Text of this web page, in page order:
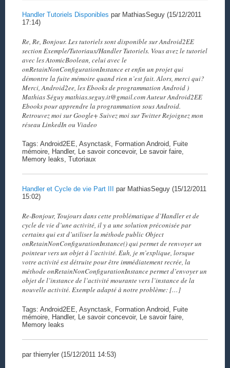
Handler Tutoriels Disponibles par MathiasSeguy (15/12/2011
17:14)
Re, Re, Bonjour. Les tutoriels sont disponible sur Android2EE
section Exemple/Tutoriaux/Handler Tutoriels. Vous avez le tutoriel
avec les AtomicBoolean, celui avec le
onRetainNonConfigurationInstance et enfin un projet qui
démontre la fuite mémoire quand rien n’est fait. Alors, merci qui?
Merci, Android2ee, les Ebooks de programmation Android )
Mathias Séguy mathias.seguy.it@gmail.com Auteur Android2EE
Ebooks pour apprendre la programmation sous Android.
Retrouvez moi sur Google+ Suivez moi sur Twitter Rejoignez mon
réseau LinkedIn ou Viadeo
Tags: Android2EE, Asynctask, Formation Android, Fuite
mémoire, Handler, Le savoir concevoir, Le savoir faire,
Memory leaks, Tutoriaux
Handler et Cycle de vie Part III
par MathiasSeguy (15/12/2011
15:02)
Re-Bonjour, Toujours dans cette problématique d’Handler et de
cycle de vie d’une activité, il y a une solution préconisée par
certains qui est d’utiliser la méthode public Object
onRetainNonConfigurationInstance() qui permet de renvoyer un
pointeur vers un objet à l’activité. Euh, je m’explique, lorsque
votre activité est détruite pour être immédiatement recrée, la
méthode onRetainNonConfigurationInstance permet d’envoyer un
objet de l’instance de l’activité mourante vers l’instance de la
nouvelle activité. Exemple adapté à notre problème: […]
Tags: Android2EE, Asynctask, Formation Android, Fuite
mémoire, Handler, Le savoir concevoir, Le savoir faire,
Memory leaks
par thierryler (15/12/2011 14:53)